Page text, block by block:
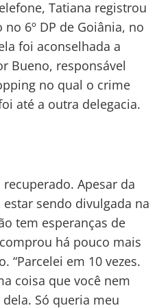
Tatiana registrou
6º DP de Goiânia, no
foi aconselhada a
Bueno, responsável
no qual o crime
até a outra delegacia.
Apesar da
sendo divulgada na
tem esperanças de
há pouco mais
“Parcelei em 10 vezes.
coisa que você nem
Só queria meu